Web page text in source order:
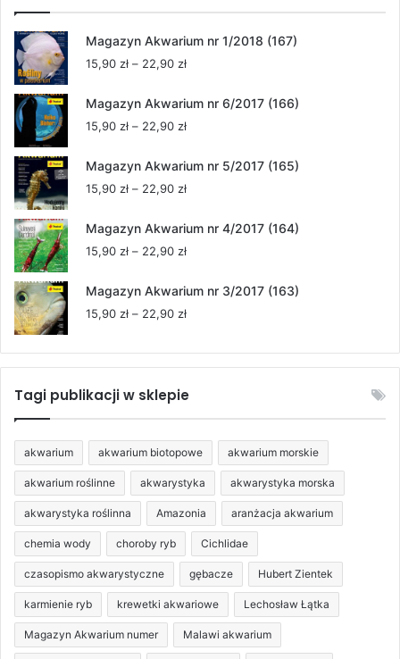
Magazyn Akwarium nr 1/2018 (167)
15,90 zł – 22,90 złZakres
od
Magazyn Akwarium nr 6/2017 (166)
15,90 zł – 22,90 złZakres
od
Magazyn Akwarium nr 5/2017 (165)
15,90 zł – 22,90 złZakres
od
Magazyn Akwarium nr 4/2017 (164)
15,90 zł – 22,90 złZakres
od
Magazyn Akwarium nr 3/2017 (163)
15,90 zł – 22,90 złZakres
od
15,90 zł
Tagi publikacji w sklepie
akwarium akwarium biotopowe akwarium morskie
akwarium roślinne akwarystyka akwarystyka morska
akwarystyka roślinna Amazonia aranżacja akwarium
chemia wody choroby ryb Cichlidae
czasopismo akwarystyczne gębacze Hubert Zientek
karmienie ryb krewetki akwariowe Lechosław Łątka
Magazyn Akwarium numer Malawi akwarium